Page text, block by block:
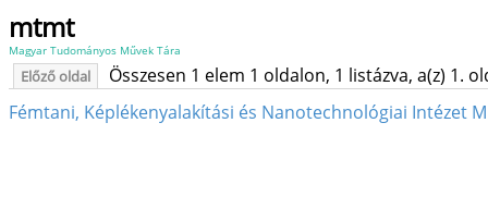
mtmt
Magyar Tudományos Művek Tára
Előző oldal
Összesen 1 elem 1 oldalon, 1 listázva, a(z) 1.
Fémtani, Képlékenyalakítási és Nanotechnológiai Intézet